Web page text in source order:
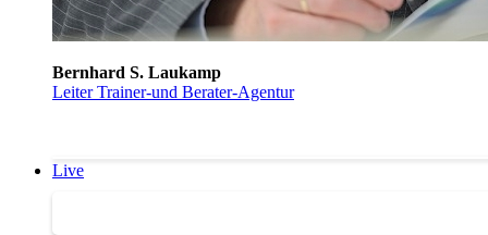
Bernhard S. Laukamp
Leiter Trainer-und Berater-Agentur
Live